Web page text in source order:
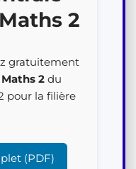
2
gratuitement
Maths 2du
pour la filière
(PDF)